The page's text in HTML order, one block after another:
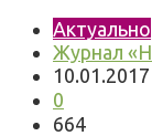
Актуально
Журнал
10.01.2017
0
664